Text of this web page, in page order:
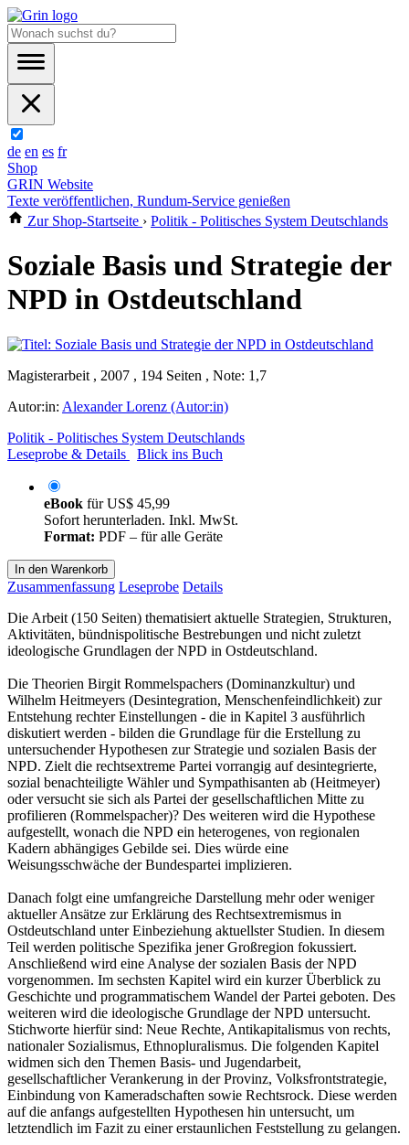
de en es fr
Shop
GRIN Website
Texte veröffentlichen, Rundum-Service genießen
Zur Shop-Startseite › Politik - Politisches System Deutschlands
Soziale Basis und Strategie der
NPD in Ostdeutschland
Magisterarbeit , 2007 , 194 Seiten , Note: 1,7
Autor:in: Alexander Lorenz (Autor:in)
Politik - Politisches System Deutschlands
Leseprobe & Details
Blick ins Buch
eBook fürUS$ 45,99
Sofort herunterladen. Inkl. MwSt.
Format: PDF – für alle Geräte
In den Warenkorb
Zusammenfassung Leseprobe Details
Die Arbeit (150 Seiten) thematisiert aktuelle Strategien, Strukturen,
Aktivitäten, bündnispolitische Bestrebungen und nicht zuletzt
ideologische Grundlagen der NPD in Ostdeutschland.
Die Theorien Birgit Rommelspachers (Dominanzkultur) und
Wilhelm Heitmeyers (Desintegration, Menschenfeindlichkeit) zur
Entstehung rechter Einstellungen - die in Kapitel 3 ausführlich
diskutiert werden - bilden die Grundlage für die Erstellung zu
untersuchender Hypothesen zur Strategie und sozialen Basis der
NPD. Zielt die rechtsextreme Partei vorrangig auf desintegrierte,
sozial benachteiligte Wähler und Sympathisanten ab (Heitmeyer)
oder versucht sie sich als Partei der gesellschaftlichen Mitte zu
profilieren (Rommelspacher)? Des weiteren wird die Hypothese
aufgestellt, wonach die NPD ein heterogenes, von regionalen
Kadern abhängiges Gebilde sei. Dies würde eine
Weisungsschwäche der Bundespartei implizieren.
Danach folgt eine umfangreiche Darstellung mehr oder weniger
aktueller Ansätze zur Erklärung des Rechtsextremismus in
Ostdeutschland unter Einbeziehung aktuellster Studien. In diesem
Teil werden politische Spezifika jener Großregion fokussiert.
Anschließend wird eine Analyse der sozialen Basis der NPD
vorgenommen. Im sechsten Kapitel wird ein kurzer Überblick zu
Geschichte und programmatischem Wandel der Partei geboten. Des
weiteren wird die ideologische Grundlage der NPD untersucht.
Stichworte hierfür sind: Neue Rechte, Antikapitalismus von rechts,
nationaler Sozialismus, Ethnopluralismus. Die folgenden Kapitel
widmen sich den Themen Basis- und Jugendarbeit,
gesellschaftlicher Verankerung in der Provinz, Volksfrontstrategie,
Einbindung von Kameradschaften sowie Rechtsrock. Diese werden
auf die anfangs aufgestellten Hypothesen hin untersucht, um
letztendlich im Fazit zu einer erstaunlichen Feststellung zu gelangen.